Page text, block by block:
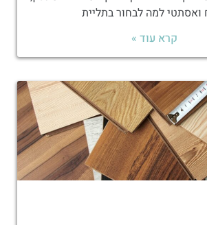
ואסתטי למה לבחור בתליית
קרא עוד »